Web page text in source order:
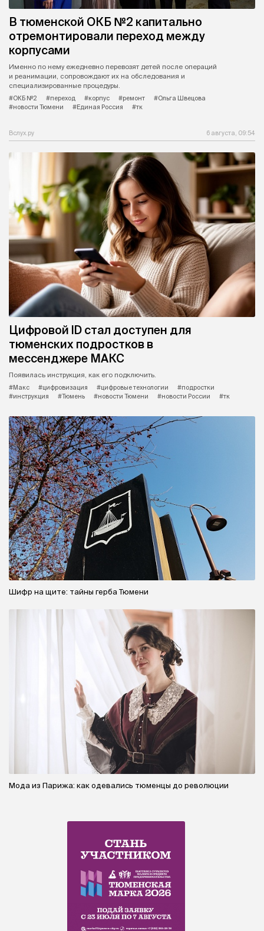
В тюменской ОКБ №2 капитально
отремонтировали переход между
корпусами
Именно по нему ежедневно перевозят детей после операций
и реанимации, сопровождают их на обследования и
специализированные процедуры.
#ОКБ №2
#переход #корпус #ремонт
#Ольга Швецова
#новости Тюмени
#Единая Россия #тк
Вслух.ру 6 августа, 09:54
Цифровой ID стал доступен для
тюменских подростков в
мессенджере МАКС
Появилась инструкция, как его подключить.
#Макс
#цифровизация #цифровые технологии
#подростки
#инструкция
#Тюмень #новости Тюмени #новости России #тк
Шифр на щите: тайны герба Тюмени
Мода из Парижа: как одевались тюменцы до революции